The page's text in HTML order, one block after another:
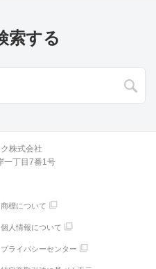
索する
株式会社
一丁目7番1号
商標について
個人情報について
プライバシーセンター